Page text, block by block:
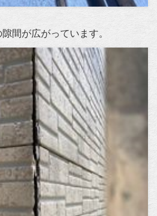
間が広がっています。